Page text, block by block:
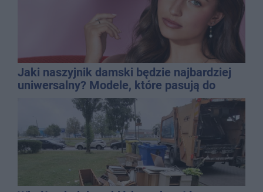
Jaki naszyjnik damski będzie najbardziej
uniwersalny? Modele, które pasują do
wielu stylizacji